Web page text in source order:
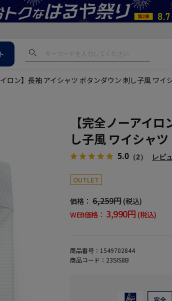
イロン】長袖 アイシャツ ボタンダウン 刺し子風 ワ
【完全ノーアイ
し子風 ワイシャ
5.0 （2） レビ
OUTLET
価格： 6,259円 (税込)
WEB価格： 3,990円 (税込)
商品番号： 1549702844
商品コード： 23SIS8B